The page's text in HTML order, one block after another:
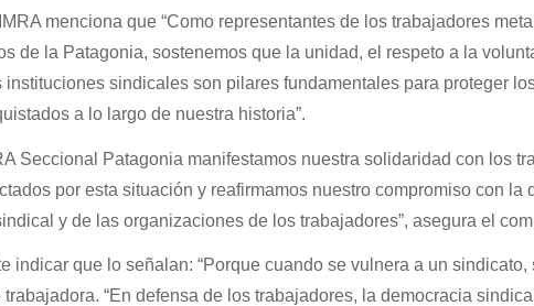
menciona que “Como representantes de los trabajadores
de la Patagonia, sostenemos que la unidad, el respeto a la
instituciones sindicales son pilares fundamentales para proteger
a lo largo de nuestra historia”.
Seccional Patagonia manifestamos nuestra solidaridad con los
por esta situación y reafirmamos nuestro compromiso con la
y de las organizaciones de los trabajadores”, asegura el
indicar que lo señalan: “Porque cuando se vulnera a un
“En defensa de los trabajadores, la democracia